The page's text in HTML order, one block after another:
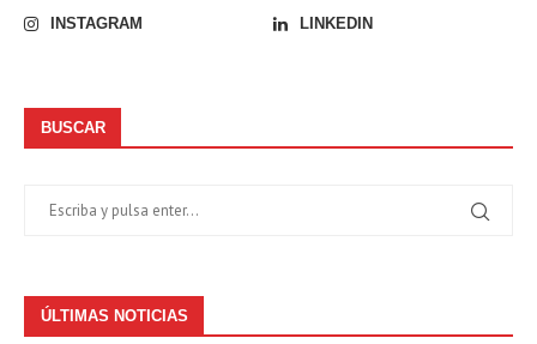
INSTAGRAM
LINKEDIN
BUSCAR
ÚLTIMAS NOTICIAS